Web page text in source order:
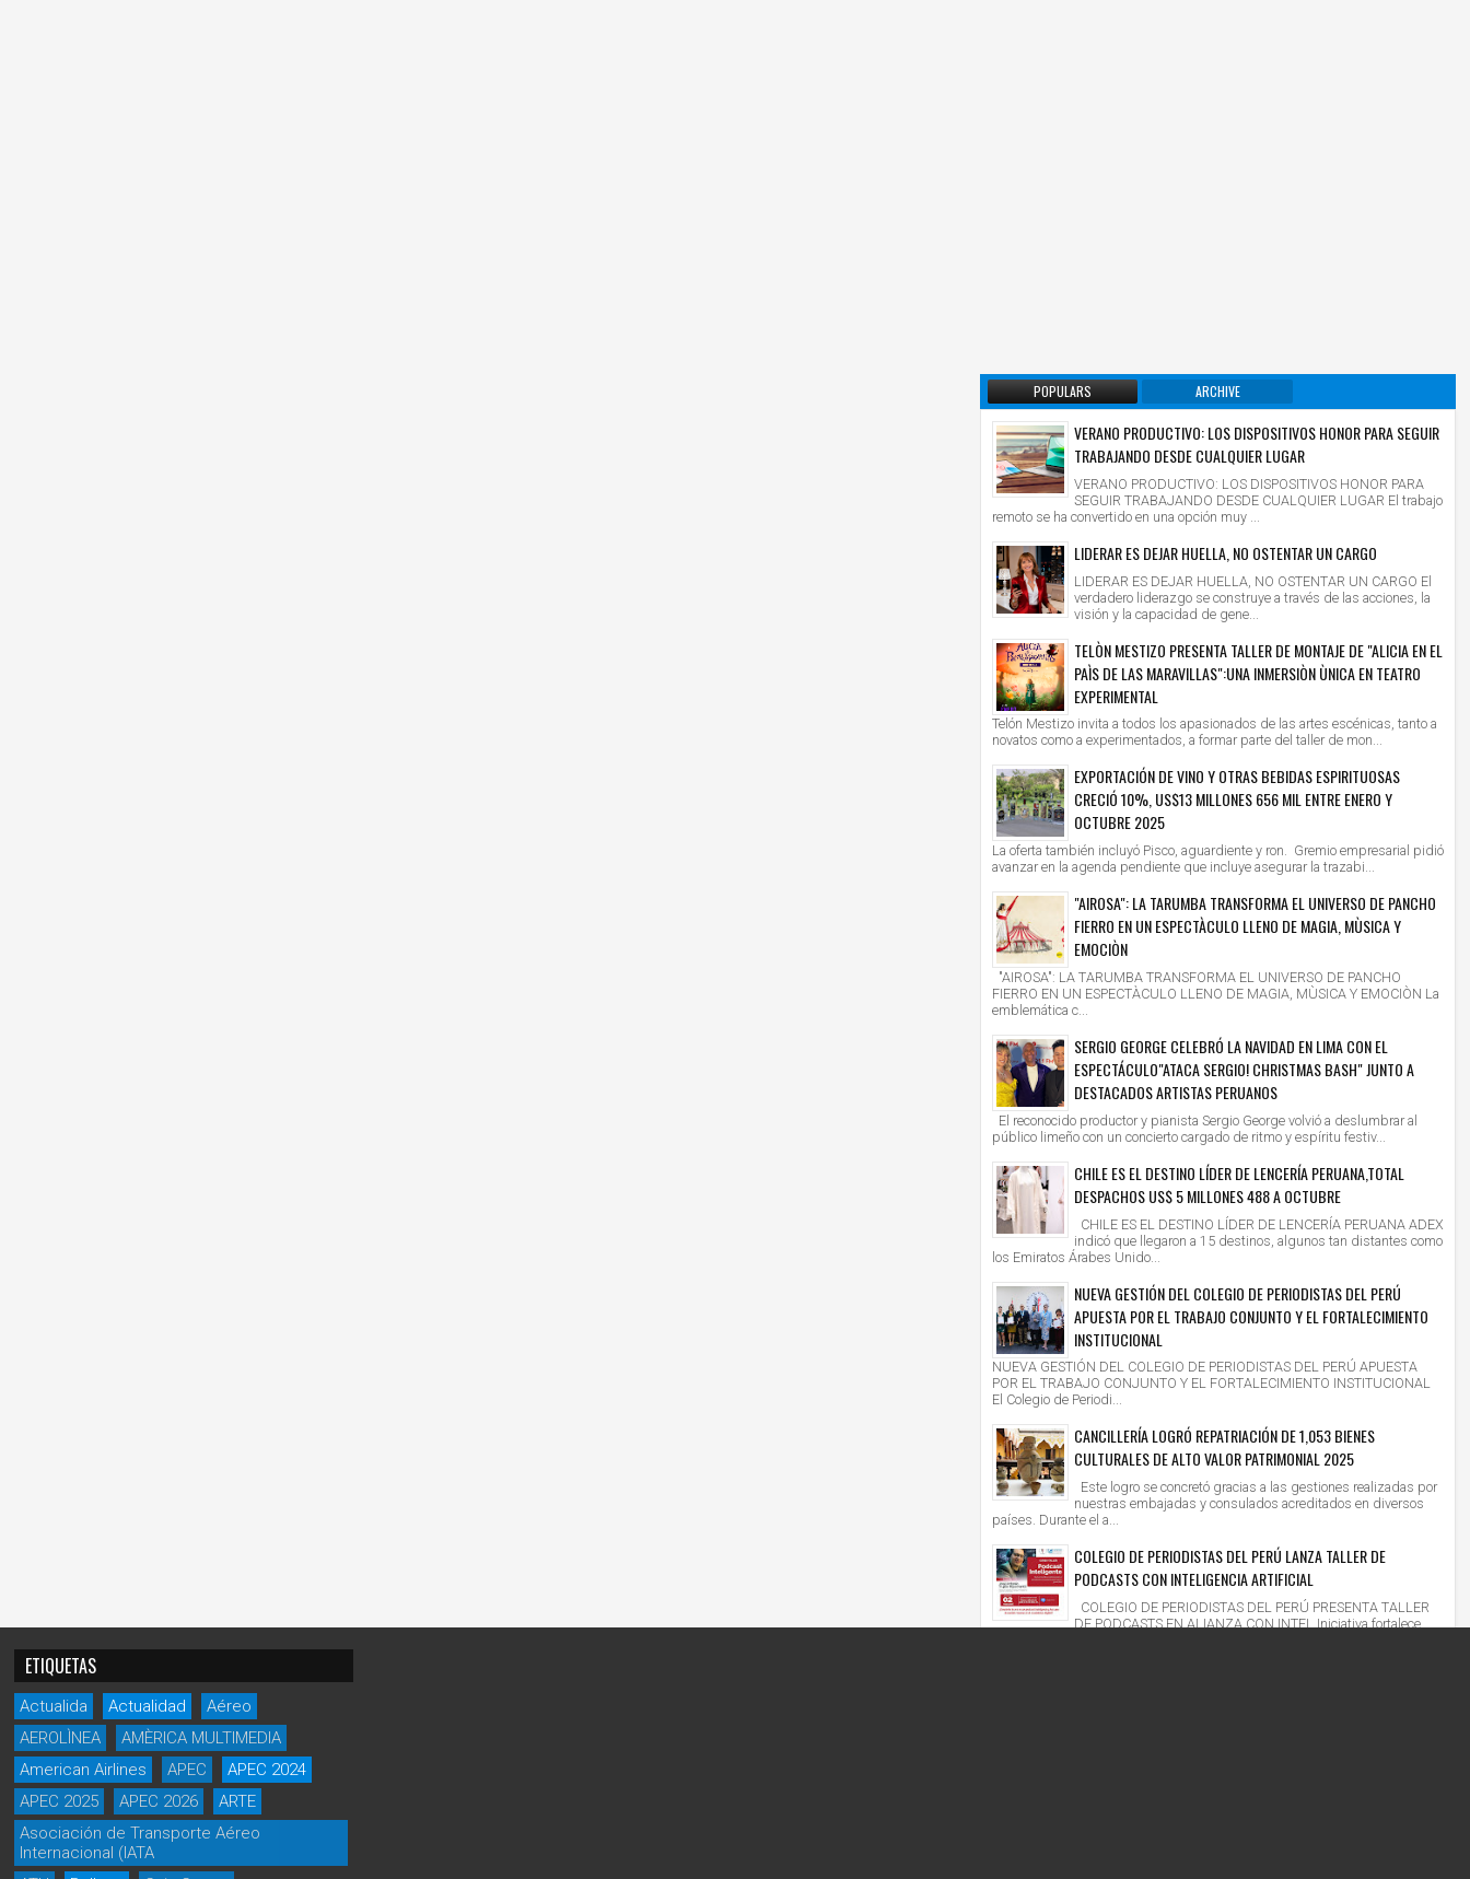
POPULARS ARCHIVE
VERANO PRODUCTIVO: LOS DISPOSITIVOS HONOR PARA SEGUIR
TRABAJANDO DESDE CUALQUIER LUGAR
VERANO PRODUCTIVO: LOS DISPOSITIVOS HONOR PARA
SEGUIR TRABAJANDO DESDE CUALQUIER LUGAR El trabajo
remoto se ha convertido en una opción muy ...
LIDERAR ES DEJAR HUELLA, NO OSTENTAR UN CARGO
LIDERAR ES DEJAR HUELLA, NO OSTENTAR UN CARGO El
verdadero liderazgo se construye a través de las acciones, la
visión y la capacidad de gene...
TELÒN MESTIZO PRESENTA TALLER DE MONTAJE DE "ALICIA EN EL
PAÌS DE LAS MARAVILLAS":UNA INMERSIÒN ÙNICA EN TEATRO
EXPERIMENTAL
Telón Mestizo invita a todos los apasionados de las artes escénicas, tanto a
novatos como a experimentados, a formar parte del taller de mon...
EXPORTACIÓN DE VINO Y OTRAS BEBIDAS ESPIRITUOSAS
CRECIÓ 10%, US$13 MILLONES 656 MIL ENTRE ENERO Y
OCTUBRE 2025
La oferta también incluyó Pisco, aguardiente y ron. Gremio empresarial pidió
avanzar en la agenda pendiente que incluye asegurar la trazabi...
"AIROSA": LA TARUMBA TRANSFORMA EL UNIVERSO DE PANCHO
FIERRO EN UN ESPECTÀCULO LLENO DE MAGIA, MÙSICA Y
EMOCIÒN
"AIROSA": LA TARUMBA TRANSFORMA EL UNIVERSO DE PANCHO
FIERRO EN UN ESPECTÀCULO LLENO DE MAGIA, MÙSICA Y EMOCIÒN La
emblemática c...
SERGIO GEORGE CELEBRÓ LA NAVIDAD EN LIMA CON EL
ESPECTÁCULO"ATACA SERGIO! CHRISTMAS BASH" JUNTO A
DESTACADOS ARTISTAS PERUANOS
El reconocido productor y pianista Sergio George volvió a deslumbrar al
público limeño con un concierto cargado de ritmo y espíritu festiv...
CHILE ES EL DESTINO LÍDER DE LENCERÍA PERUANA,TOTAL
DESPACHOS US$ 5 MILLONES 488 A OCTUBRE
CHILE ES EL DESTINO LÍDER DE LENCERÍA PERUANA ADEX
indicó que llegaron a 15 destinos, algunos tan distantes como
los Emiratos Árabes Unido...
NUEVA GESTIÓN DEL COLEGIO DE PERIODISTAS DEL PERÚ
APUESTA POR EL TRABAJO CONJUNTO Y EL FORTALECIMIENTO
INSTITUCIONAL
NUEVA GESTIÓN DEL COLEGIO DE PERIODISTAS DEL PERÚ APUESTA
POR EL TRABAJO CONJUNTO Y EL FORTALECIMIENTO INSTITUCIONAL
El Colegio de Periodi...
CANCILLERÍA LOGRÓ REPATRIACIÓN DE 1,053 BIENES
CULTURALES DE ALTO VALOR PATRIMONIAL 2025
Este logro se concretó gracias a las gestiones realizadas por
nuestras embajadas y consulados acreditados en diversos
países. Durante el a...
COLEGIO DE PERIODISTAS DEL PERÚ LANZA TALLER DE
PODCASTS CON INTELIGENCIA ARTIFICIAL
COLEGIO DE PERIODISTAS DEL PERÚ PRESENTA TALLER
DE PODCASTS EN ALIANZA CON INTEL Iniciativa fortalece
ETIQUETAS
Actualida Actualidad
Aéreo
AEROLÌNEA
AMÈRICA MULTIMEDIA
American Airlines
APEC
APEC 2024
APEC 2025
APEC 2026
ARTE
Asociación de Transporte Aéreo
Internacional (IATA